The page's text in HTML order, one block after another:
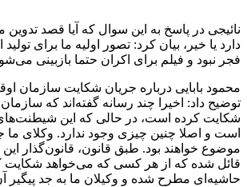
نائیجی در پاسخ به این سوال که آیا قصد تدوین
دارد یا خیر، بیان کرد: تصور اولیه ما برای
فجر نبود و فیلم برای اکران حتما بازبینی
محمود بابایی درباره جریان شکایت سازمان
توضیح داد: اخیرا چند رسانه گفته‌اند که
شکایت کرده است، در حالی که این
است و اصلا چنین چیزی وجود ندارد. وکلای ما
موضوع خواهند بود. طبق قانون، قانون‌گذار
قائل شده که از هر کسی که می‌خواهد شکایت
حاشیه‌ای مطرح شده و وکیلان ما به جد پیگیر